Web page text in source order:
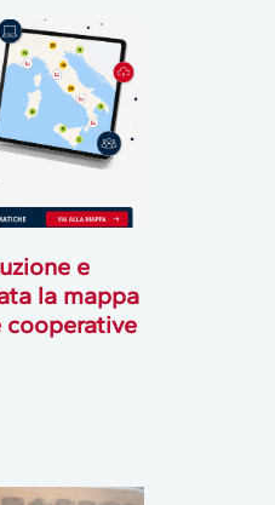
e
la mappa